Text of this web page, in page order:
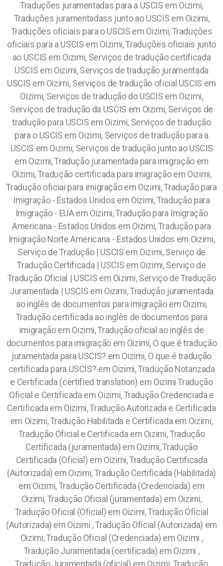
Traduções juramentadas para a USCIS em Oizimi,
Traduções juramentadass junto ao USCIS em Oizimi,
Traduções oficiais para o USCIS em Oizimi, Traduções
oficiais para a USCIS em Oizimi, Traduções oficiais junto
ao USCIS em Oizimi, Serviços de tradução certificada
USCIS em Oizimi, Serviços de tradução juramentada
USCIS em Oizimi, Serviços de tradução oficial USCIS em
Oizimi, Serviços de tradução do USCIS em Oizimi,
Serviços de tradução da USCIS em Oizimi, Serviços de
tradução para USCIS em Oizimi, Serviços de tradução
para o USCIS em Oizimi, Serviços de tradução para a
USCIS em Oizimi, Serviços de tradução junto ao USCIS
em Oizimi, Tradução juramentada para imigração em
Oizimi, Tradução certificada para imigração em Oizimi,
Tradução oficiai para imigração em Oizimi, Tradução para
Imigração - Estados Unidos em Oizimi, Tradução para
Imigração - EUA em Oizimi, Tradução para Imigração
Americana - Estados Unidos em Oizimi, Tradução para
Imigração Norte Americana - Estados Unidos em Oizimi,
Serviço de Tradução | USCIS em Oizimi, Serviço de
Tradução Certificada | USCIS em Oizimi, Serviço de
Tradução Oficial | USCIS em Oizimi, Serviço de Tradução
Juramentada | USCIS em Oizimi, Tradução juramentada
ao inglês de documentos para imigração em Oizimi,
Tradução certificada ao inglês de documentos para
imigração em Oizimi, Tradução oficial ao inglês de
documentos para imigração em Oizimi, O que é tradução
juramentada para USCIS? em Oizimi, O que é tradução
certificada para USCIS? em Oizimi,Tradução Notarizada
e Certificada (certified translation) em Oizimi Tradução
Oficial e Certificada em Oizimi, Tradução Credenciada e
Certificada em Oizimi, Tradução Autorizada e Certificada
em Oizimi, Tradução Habilitada e Certificada em Oizimi,
Tradução Oficial e Certificada em Oizimi, Tradução
Certificada (juramentada) em Oizimi, Tradução
Certificada (Oficial) em Oizimi, Tradução Certificada
(Autorizada) em Oizimi, Tradução Certificada (Habilitada)
em Oizimi, Tradução Certificada (Credenciada) em
Oizimi, Tradução Oficial (juramentada) em Oizimi,
Tradução Oficial (Oficial) em Oizimi, Tradução Oficial
(Autorizada) em Oizimi , Tradução Oficial (Autorizada) em
Oizimi, Tradução Oficial (Credenciada) em Oizimi ,
Tradução Juramentada (certificada) em Oizimi ,
Tradução Juramentada (oficial) em Oizimi, Tradução